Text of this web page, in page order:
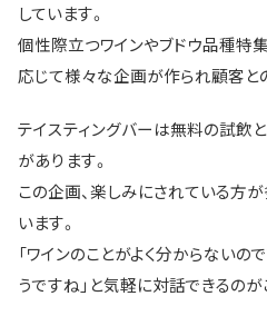
しています。
個性際立つワインやブドウ品種特
応じて様々な企画が作られ顧客と
テイスティングバーは無料の試飲
があります。
この企画、楽しみにされている方
います。
「ワインのことがよく分からないの
うですね」と気軽に対話できるの